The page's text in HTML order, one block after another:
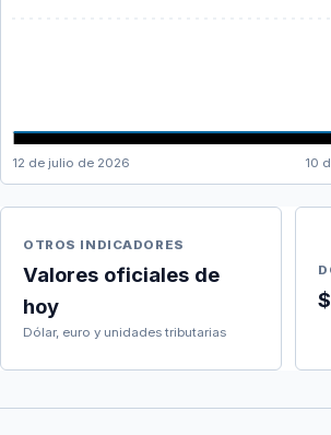
12 de julio de 2026 10
OTROS INDICADORES
Valores oficiales de
hoy
Dólar, euro y unidades tributarias